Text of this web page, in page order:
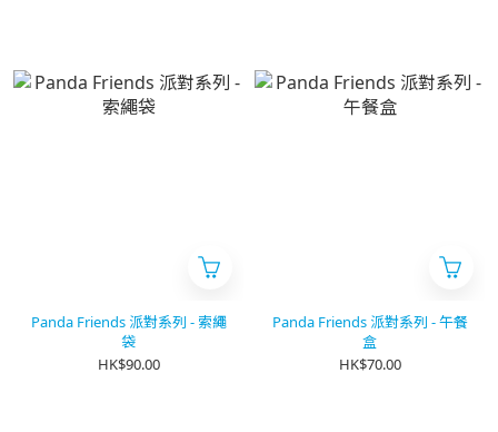
Panda Friends 派對系列 - 索繩
袋
HK$90.00
Panda Friends 派對系列 - 午餐
盒
HK$70.00